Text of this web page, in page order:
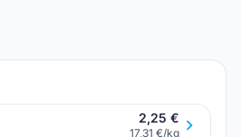
2,25 €
17,31 €/kg